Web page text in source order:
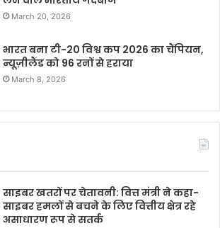
March 20, 2026
भारत बना टी-20 विश्व कप 2026 का चैंपियन,
न्यूज़ीलैंड को 96 रनों से हराया
March 8, 2026
साइबर खतरों पर चेतावनी: वित्त मंत्री ने कहा-
साइबर हमलों से बचने के लिए वित्तीय क्षेत्र रहे
असाधारण रूप से सतर्क